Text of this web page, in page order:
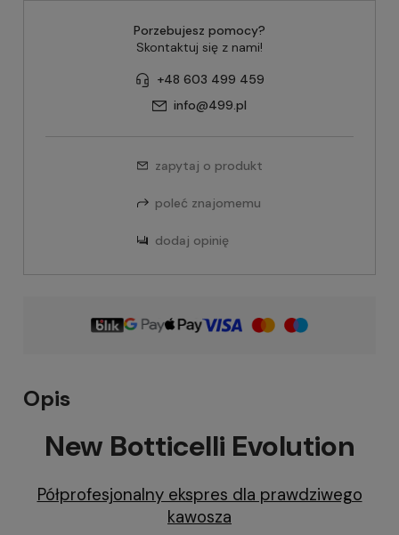
Porzebujesz pomocy?
Skontaktuj się z nami!
+48 603 499 459
info@499.pl
zapytaj o produkt
poleć znajomemu
dodaj opinię
Opis
New Botticelli Evolution
Półprofesjonalny ekspres dla prawdziwego
kawosza